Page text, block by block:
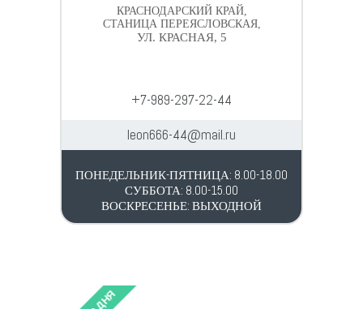
КРАСНОДАРСКИЙ КРАЙ,
СТАНИЦА ПЕРЕЯСЛОВСКАЯ,
УЛ. КРАСНАЯ, 5
+7-989-297-22-44
leon666-44@mail.ru
ПОНЕДЕЛЬНИК-ПЯТНИЦА: 8.00-18.00
СУББОТА: 8.00-15.00
ВОСКРЕСЕНЬЕ: ВЫХОДНОЙ